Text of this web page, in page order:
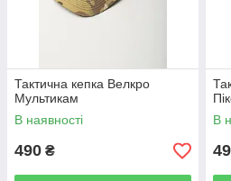
Тактична кепка Велкро
Мультикам
В наявності
490 ₴
В